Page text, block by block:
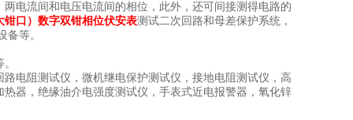
电流间和电压电流间的相位，此外，还可间接测得电路的
钳口）数字双钳相位伏安表测试二次回路和母差保护系统，
备等。
电阻测试仪，微机继电保护测试仪，接地电阻测试仪，高
器，绝缘油介电强度测试仪，手表式近电报警器，氧化锌